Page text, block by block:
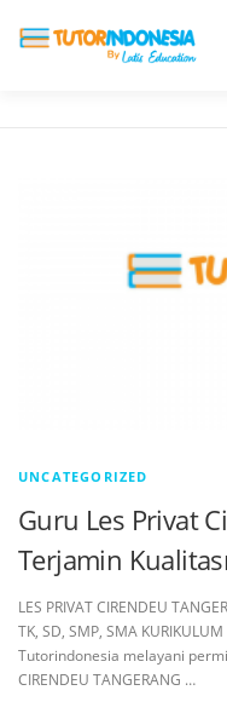
UNCATEGORIZED
Guru Les Privat
Terjamin
LES PRIVAT CIRENDEU
TK, SD, SMP, SMA
Tutorindonesia melayani
CIRENDEU TANGERANG …